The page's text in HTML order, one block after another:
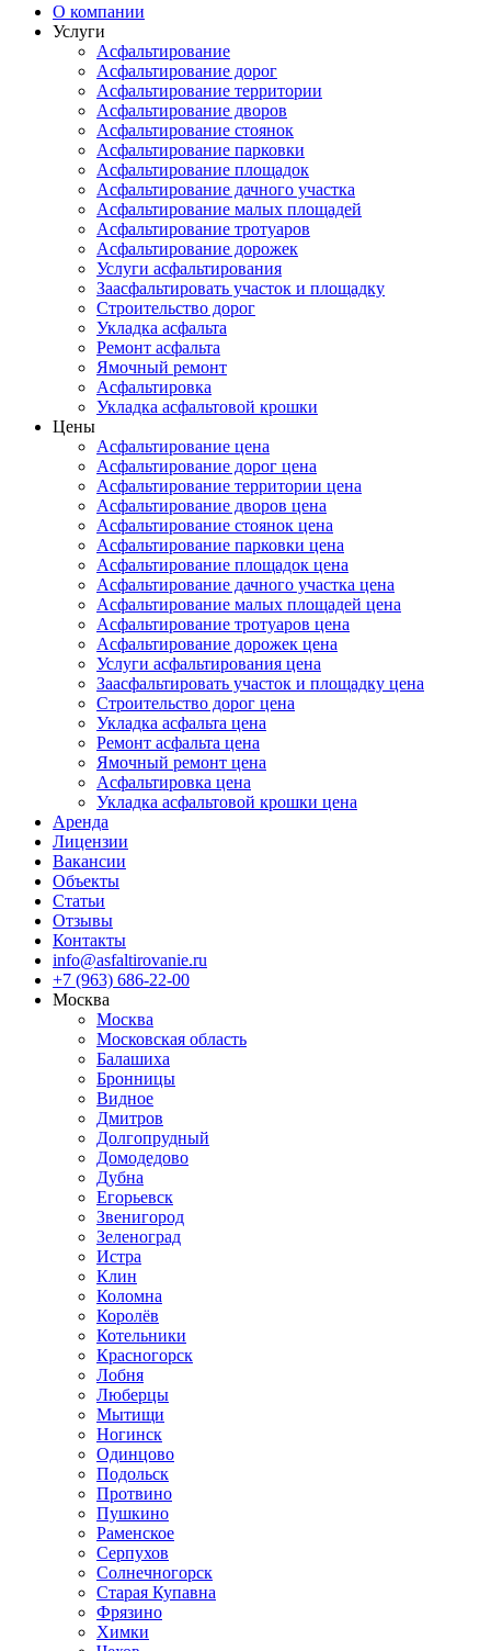
О компании
Услуги
Асфальтирование
Асфальтирование дорог
Асфальтирование территории
Асфальтирование дворов
Асфальтирование стоянок
Асфальтирование парковки
Асфальтирование площадок
Асфальтирование дачного участка
Асфальтирование малых площадей
Асфальтирование тротуаров
Асфальтирование дорожек
Услуги асфальтирования
Заасфальтировать участок и площадку
Строительство дорог
Укладка асфальта
Ремонт асфальта
Ямочный ремонт
Асфальтировка
Укладка асфальтовой крошки
Цены
Асфальтирование цена
Асфальтирование дорог цена
Асфальтирование территории цена
Асфальтирование дворов цена
Асфальтирование стоянок цена
Асфальтирование парковки цена
Асфальтирование площадок цена
Асфальтирование дачного участка цена
Асфальтирование малых площадей цена
Асфальтирование тротуаров цена
Асфальтирование дорожек цена
Услуги асфальтирования цена
Заасфальтировать участок и площадку цена
Строительство дорог цена
Укладка асфальта цена
Ремонт асфальта цена
Ямочный ремонт цена
Асфальтировка цена
Укладка асфальтовой крошки цена
Аренда
Лицензии
Вакансии
Объекты
Статьи
Отзывы
Контакты
info@asfaltirovanie.ru
+7 (963) 686-22-00
Москва
Москва
Московская область
Балашиха
Бронницы
Видное
Дмитров
Долгопрудный
Домодедово
Дубна
Егорьевск
Звенигород
Зеленоград
Истра
Клин
Коломна
Королёв
Котельники
Красногорск
Лобня
Люберцы
Мытищи
Ногинск
Одинцово
Подольск
Протвино
Пушкино
Раменское
Серпухов
Солнечногорск
Старая Купавна
Фрязино
Химки